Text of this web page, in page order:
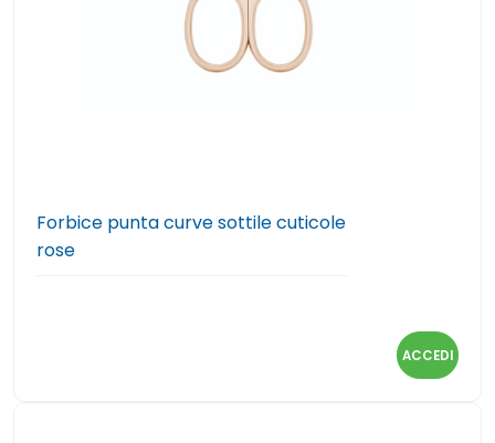
Forbice punta curve sottile cuticole
rose
ACCEDI